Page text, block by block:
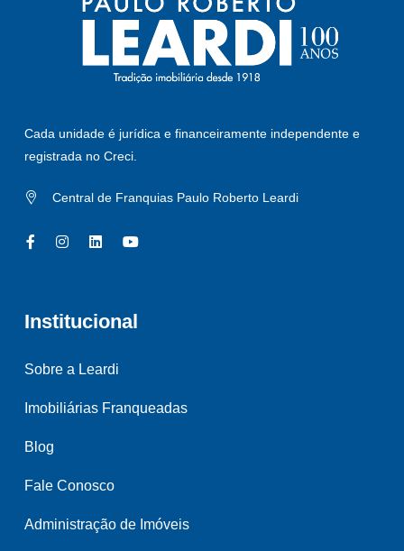
Cada unidade é jurídica e financeiramente independente e
registrada no Creci.
Central de Franquias Paulo Roberto Leardi
Institucional
Sobre a Leardi
Imobiliárias Franqueadas
Blog
Fale Conosco
Administração de Imóveis